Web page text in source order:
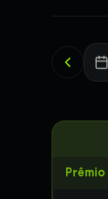
Prêmio